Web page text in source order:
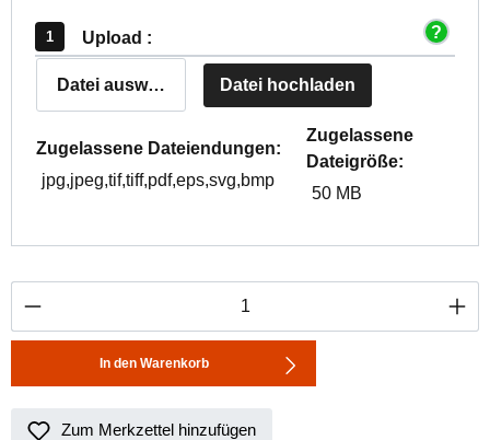
Upload :
Datei auswählen Datei hochladen
Zugelassene Dateiendungen:
jpg,jpeg,tif,tiff,pdf,eps,svg,bmp
Zugelassene
Dateigröße:
50 MB
Produkt Anzahl: Gib den gewünschten
In den Warenkorb
Zum Merkzettel hinzufügen